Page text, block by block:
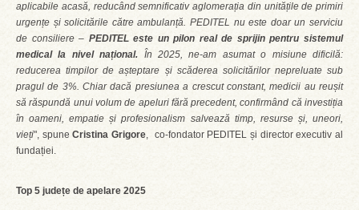
aplicabile acasă, reducând semnificativ aglomerația din unitățile de primiri
urgențe și solicitările către ambulanță. PEDITEL nu este doar un serviciu
de consiliere – PEDITEL este un pilon real de sprijin pentru sistemul
medical la nivel național. În 2025, ne-am asumat o misiune dificilă:
reducerea timpilor de așteptare și scăderea solicitărilor nepreluate sub
pragul de 3%. Chiar dacă presiunea a crescut constant, medicii au reușit
să răspundă unui volum de apeluri fără precedent, confirmând că investiția
în oameni, empatie și profesionalism salvează timp, resurse și, uneori,
vieți", spuneCristina Grigore, co-fondator PEDITEL și director executiv al
fundației.
Top 5 județe de apelare 2025